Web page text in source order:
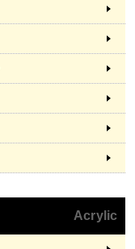
Acrylic